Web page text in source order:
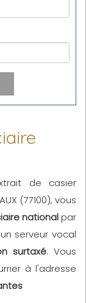
de casier
(77100), vous
nationalpar
serveur vocal
surtaxé. Vous
à l'adresse